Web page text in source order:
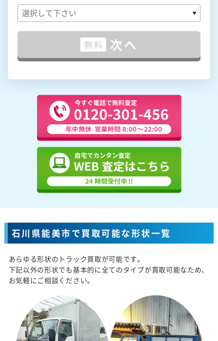
無料 次へ
石川県能美市で買取可能な形状一覧
あらゆる形状のトラック買取が可能です。
下記以外の形状でも基本的に全てのタイプが買取可能なため、
お気軽にご相談ください。